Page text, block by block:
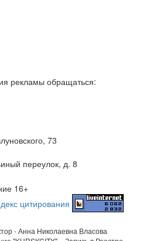
рекламы обращаться:
73
переулок, д. 8
- Анна Николаевна Власова